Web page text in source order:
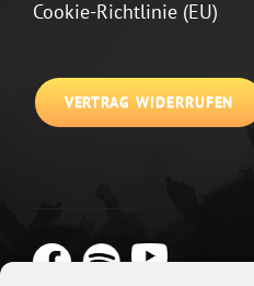
Cookie-Richtlinie (EU)
VERTRAG WIDERRUFEN